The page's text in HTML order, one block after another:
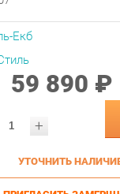
Екб
59 890 ₽
+
УТОЧНИТЬ НАЛИЧИЕ
ПРИГЛАСИТЬ
ГАРАНТИЯ ЛУЧШЕЙ